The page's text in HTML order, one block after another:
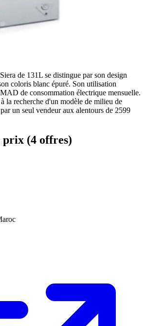
de 131L se distingue par son design
coloris blanc épuré. Son utilisation
de consommation électrique mensuelle.
la recherche d'un modèle de milieu de
un seul vendeur aux alentours de 2599
prix (4 offres)